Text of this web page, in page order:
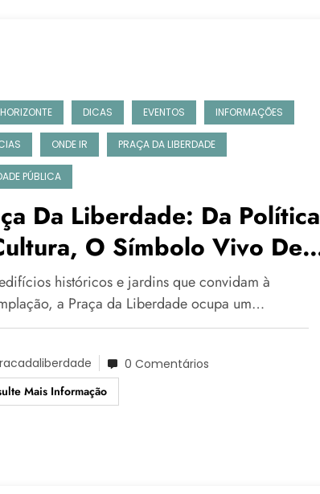
DICAS EVENTOS INFORMAÇÕES
ONDE IR PRAÇA DA LIBERDADE
PÚBLICA
Da Liberdade: Da Política
O Símbolo Vivo De
Horizonte
históricos e jardins que convidam à
a Praça da Liberdade ocupa um…
0 Comentários
Mais Informação